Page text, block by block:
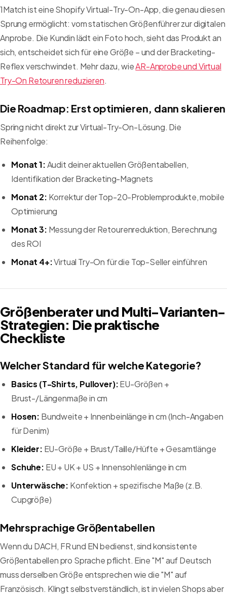
1Match ist eine Shopify Virtual-Try-On-App, die genau diesen
Sprung ermöglicht: vom statischen Größenführer zur digitalen
Anprobe. Die Kundin lädt ein Foto hoch, sieht das Produkt an
sich, entscheidet sich für eine Größe – und der Bracketing-
Reflex verschwindet. Mehr dazu, wieAR-Anprobe und Virtual
Try-On Retouren reduzieren.
Die Roadmap: Erst optimieren, dann skalieren
Spring nicht direkt zur Virtual-Try-On-Lösung. Die
Reihenfolge:
Monat 1:Audit deiner aktuellen Größentabellen,
Identifikation der Bracketing-Magnets
Monat 2: Korrektur der Top-20-Problemprodukte, mobile
Optimierung
Monat 3: Messung der Retourenreduktion, Berechnung
des ROI
Monat 4+:Virtual Try-On für die Top-Seller einführen
Größenberater und Multi-Varianten-
Strategien: Die praktische
Checkliste
Welcher Standard für welche Kategorie?
Basics (T-Shirts, Pullover):EU-Größen +
Brust-/Längenmaße in cm
Hosen: Bundweite + Innenbeinlänge in cm (Inch-Angaben
für Denim)
Kleider: EU-Größe + Brust/Taille/Hüfte + Gesamtlänge
Schuhe: EU + UK + US + Innensohlenlänge in cm
Unterwäsche: Konfektion + spezifische Maße (z.B.
Cupgröße)
Mehrsprachige Größentabellen
Wenn du DACH, FR und EN bedienst, sind konsistente
Größentabellen pro Sprache pflicht. Eine "M" auf Deutsch
muss derselben Größe entsprechen wie die "M" auf
Französisch. Klingt selbstverständlich, ist in vielen Shops aber